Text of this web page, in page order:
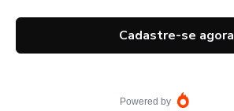
Cadastre-se agora
Powered by